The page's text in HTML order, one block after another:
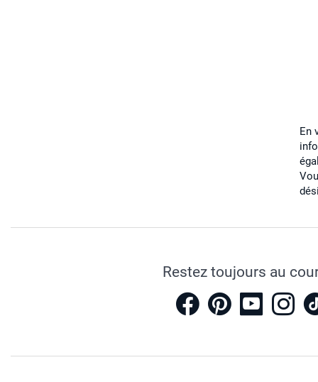
En
Restez toujours au